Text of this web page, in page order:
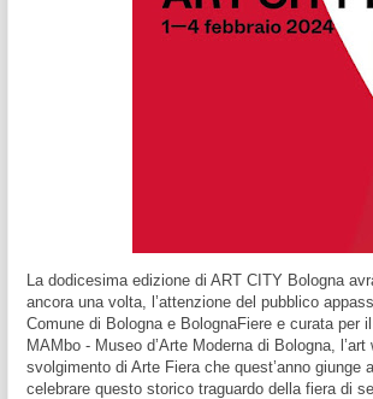
La dodicesima edizione di ART CITY Bologna
ancora una volta, l’attenzione del pubblico
Comune di Bologna e BolognaFiere e curata per
MAMbo - Museo d’Arte Moderna di Bologna,
svolgimento di Arte Fiera che quest’anno
celebrare questo storico traguardo della fiera di